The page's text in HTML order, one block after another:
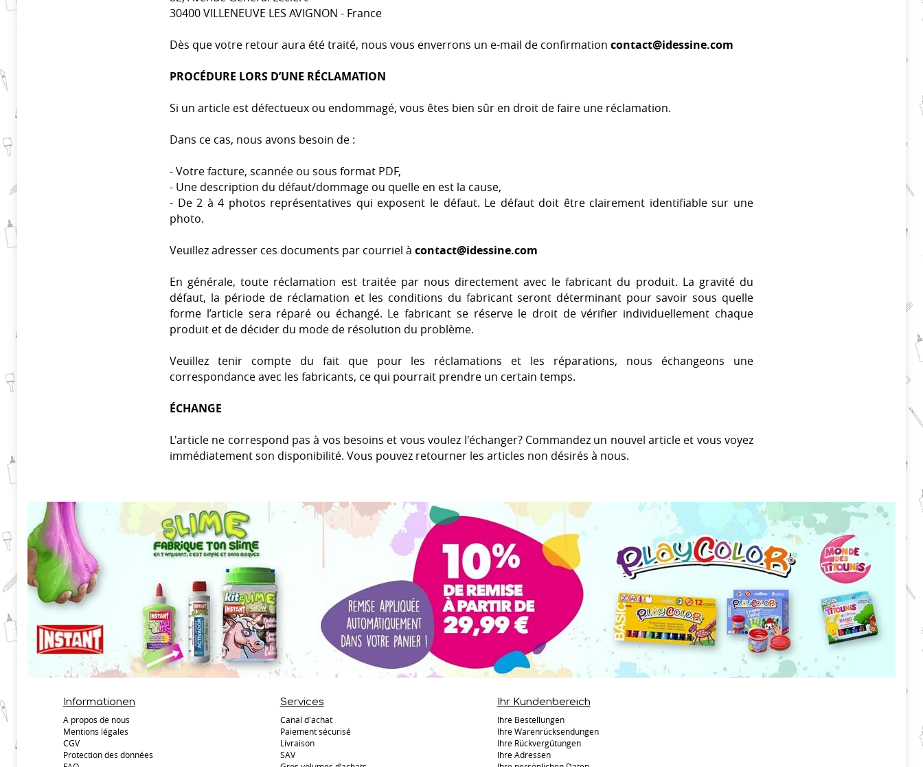
30400 VILLENEUVE LES AVIGNON - France
Dès que votre retour aura été traité, nous vous enverrons un e-mail de confirmationcontact@idessine.com
PROCÉDURE LORS D’UNE RÉCLAMATION
Si un article est défectueux ou endommagé, vous êtes bien sûr en droit de faire une réclamation.
Dans ce cas, nous avons besoin de :
- Votre facture, scannée ou sous format PDF,
- Une description du défaut/dommage ou quelle en est la cause,
- De 2 à 4 photos représentatives qui exposent le défaut. Le défaut doit être clairement identifiable sur une
photo.
Veuillez adresser ces documents par courriel àcontact@idessine.com
En générale, toute réclamation est traitée par nous directement avec le fabricant du produit. La gravité du
défaut, la période de réclamation et les conditions du fabricant seront déterminant pour savoir sous quelle
forme l’article sera réparé ou échangé. Le fabricant se réserve le droit de vérifier individuellement chaque
produit et de décider du mode de résolution du problème.
Veuillez tenir compte du fait que pour les réclamations et les réparations, nous échangeons une
correspondance avec les fabricants, ce qui pourrait prendre un certain temps.
ÉCHANGE
L'article ne correspond pas à vos besoins et vous voulez l'échanger? Commandez un nouvel article et vous voyez
immédiatement son disponibilité. Vous pouvez retourner les articles non désirés à nous.
Informationen
A propos de nous
Mentions légales
CGV
Protection des données
Services
Canal d'achat
Paiement sécurisé
Livraison
SAV
Ihr Kundenbereich
Ihre Bestellungen
Ihre Warenrücksendungen
Ihre Rückvergütungen
Ihre Adressen